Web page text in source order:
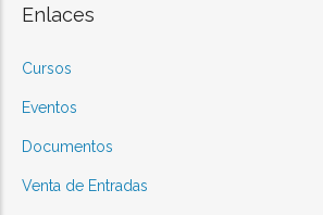
Enlaces
Cursos
Eventos
Documentos
Venta de Entradas